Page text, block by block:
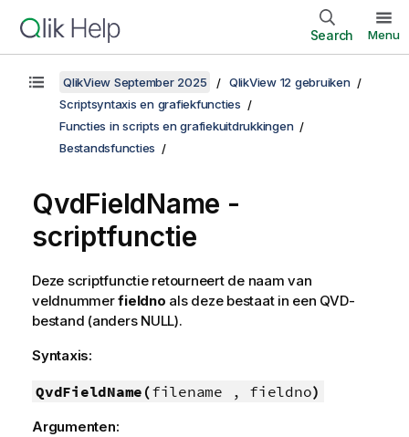
Search Menu
QlikView September 2025
QlikView 12 gebruiken
Scriptsyntaxis en grafiekfuncties
Functies in scripts en grafiekuitdrukkingen
Bestandsfuncties
QvdFieldName -
scriptfunctie
Deze scriptfunctie retourneert de naam van
veldnummerfieldno als deze bestaat in een QVD-
bestand (anders NULL).
Syntaxis:
QvdFieldName(filename , fieldno)
Argumenten: